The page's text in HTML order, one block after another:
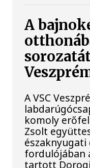
A
A VSC
komoly
Zsolt
fordulójában
tartott Dorogi